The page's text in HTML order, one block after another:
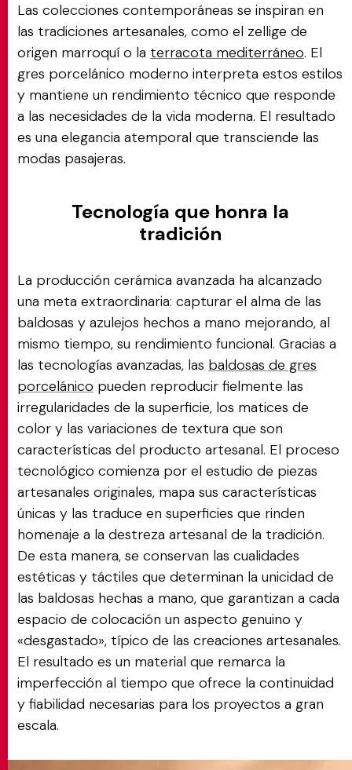
Las colecciones contemporáneas se inspiran en
las tradiciones artesanales, como el zellige de
origen marroquí o la terracota mediterráneo. El
gres porcelánico moderno interpreta estos estilos
y mantiene un rendimiento técnico que responde
a las necesidades de la vida moderna. El resultado
es una elegancia atemporal que transciende las
modas pasajeras.
Tecnología que honra la
tradición
La producción cerámica avanzada ha alcanzado
una meta extraordinaria: capturar el alma de las
baldosas y azulejos hechos a mano mejorando, al
mismo tiempo, su rendimiento funcional. Gracias a
las tecnologías avanzadas, las baldosas de gres
porcelánico pueden reproducir fielmente las
irregularidades de la superficie, los matices de
color y las variaciones de textura que son
características del producto artesanal. El proceso
tecnológico comienza por el estudio de piezas
artesanales originales, mapa sus características
únicas y las traduce en superficies que rinden
homenaje a la destreza artesanal de la tradición.
De esta manera, se conservan las cualidades
estéticas y táctiles que determinan la unicidad de
las baldosas hechas a mano, que garantizan a cada
espacio de colocación un aspecto genuino y
«desgastado», típico de las creaciones artesanales.
El resultado es un material que remarca la
imperfección al tiempo que ofrece la continuidad
y fiabilidad necesarias para los proyectos a gran
escala.